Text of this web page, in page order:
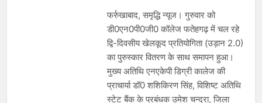
फर्रुखाबाद, समृद्धि न्यूज। गुरुवार को
डी0एन0पी0जी0 कॉलेज फतेहगढ़ में चल रहे
द्वि-दिवसीय खेलकूद प्रतियोगिता (उड़ान 2.0)
का पुरुस्कार वितरण के साथ समापन हुआ।
मुख्य अतिथि एनएकेपी डिग्री कालेज की
प्राचार्या डॉ0 शशिकिरण सिंह, विशिष्ट अतिथि
स्टेट बैंक के प्रबंधक उमेश चन्द्रा, जिला